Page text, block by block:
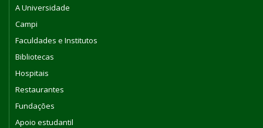
A Universidade
Campi
Faculdades e Institutos
Bibliotecas
Hospitais
Restaurantes
Fundações
Apoio estudantil